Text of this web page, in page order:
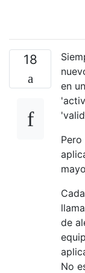
18
en
de
No